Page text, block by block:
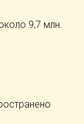
9,7 млн.